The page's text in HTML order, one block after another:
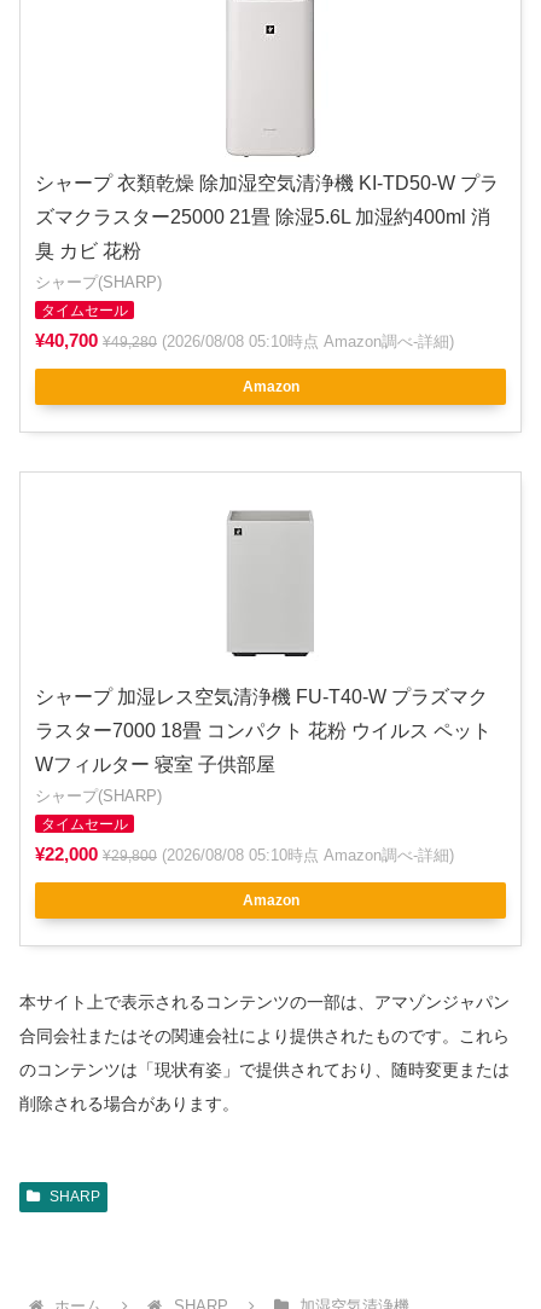
シャープ 衣類乾燥 除加湿空気清浄機 KI-TD50-W プラ
ズマクラスター25000 21畳 除湿5.6L 加湿約400ml 消
臭 カビ 花粉
シャープ(SHARP)
タイムセール
¥40,700 ¥49,280 (2026/08/08 05:10時点 Amazon調べ-詳細)
Amazon
シャープ 加湿レス空気清浄機 FU-T40-W プラズマク
ラスター7000 18畳 コンパクト 花粉 ウイルス ペット
Wフィルター 寝室 子供部屋
シャープ(SHARP)
タイムセール
¥22,000 ¥29,800 (2026/08/08 05:10時点 Amazon調べ-詳細)
Amazon
本サイト上で表示されるコンテンツの一部は、アマゾンジャパン
合同会社またはその関連会社により提供されたものです。これら
のコンテンツは「現状有姿」で提供されており、随時変更または
削除される場合があります。
SHARP